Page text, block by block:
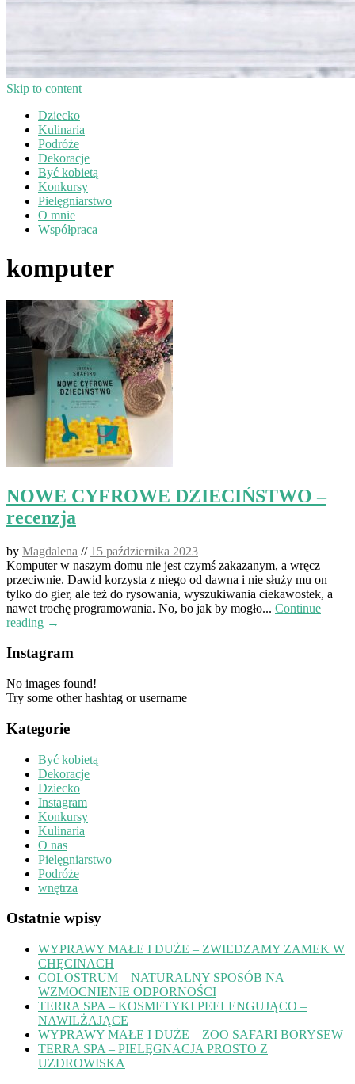
Skip to content
Dziecko
Kulinaria
Podróże
Dekoracje
Być kobietą
Konkursy
Pielęgniarstwo
O mnie
Współpraca
komputer
NOWE CYFROWE DZIECIŃSTWO –
recenzja
by Magdalena // 15 października 2023
Komputer w naszym domu nie jest czymś zakazanym, a wręcz
przeciwnie. Dawid korzysta z niego od dawna i nie służy mu on
tylko do gier, ale też do rysowania, wyszukiwania ciekawostek, a
nawet trochę programowania. No, bo jak by mogło... Continue
reading →
Instagram
No images found!
Try some other hashtag or username
Kategorie
Być kobietą
Dekoracje
Dziecko
Instagram
Konkursy
Kulinaria
O nas
Pielęgniarstwo
Podróże
wnętrza
Ostatnie wpisy
WYPRAWY MAŁE I DUŻE – ZWIEDZAMY ZAMEK W
CHĘCINACH
COLOSTRUM – NATURALNY SPOSÓB NA
WZMOCNIENIE ODPORNOŚCI
TERRA SPA – KOSMETYKI PEELENGUJĄCO –
NAWILŻAJĄCE
WYPRAWY MAŁE I DUŻE – ZOO SAFARI BORYSEW
TERRA SPA – PIELĘGNACJA PROSTO Z
UZDROWISKA